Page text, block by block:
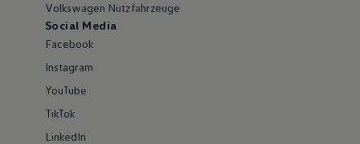
Volkswagen Nutzfahrzeuge
Social Media
Facebook
Instagram
YouTube
TikTok
LinkedIn